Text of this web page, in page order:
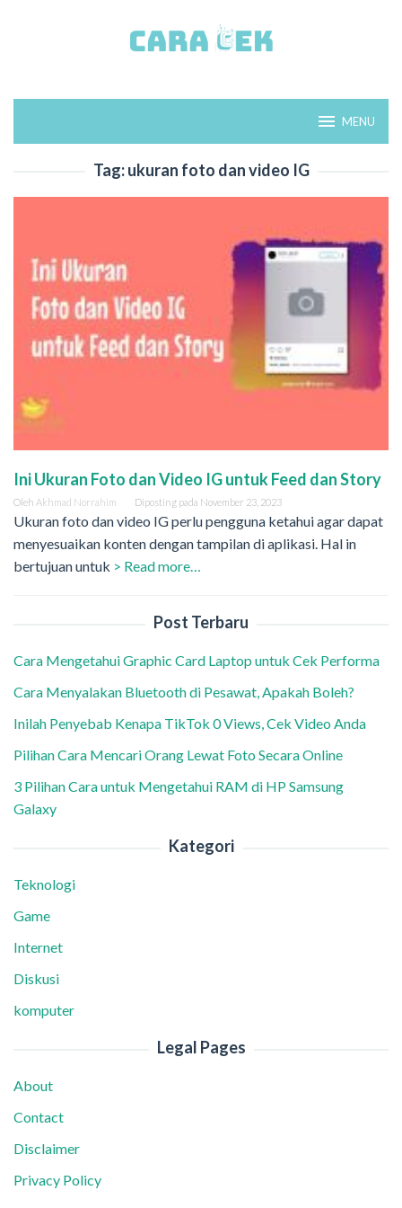
MENU
Tag:ukuran foto dan video IG
Ini Ukuran Foto dan Video IG untuk Feed dan Story
Oleh Akhmad Norrahim Diposting pada November 23, 2023
Ukuran foto dan video IG perlu pengguna ketahui agar dapat
menyesuaikan konten dengan tampilan di aplikasi. Hal in
bertujuan untuk > Read more…
Post Terbaru
Cara Mengetahui Graphic Card Laptop untuk Cek Performa
Cara Menyalakan Bluetooth di Pesawat, Apakah Boleh?
Inilah Penyebab Kenapa TikTok 0 Views, Cek Video Anda
Pilihan Cara Mencari Orang Lewat Foto Secara Online
3 Pilihan Cara untuk Mengetahui RAM di HP Samsung
Galaxy
Kategori
Teknologi
Game
Internet
Diskusi
komputer
Legal Pages
About
Contact
Disclaimer
Privacy Policy